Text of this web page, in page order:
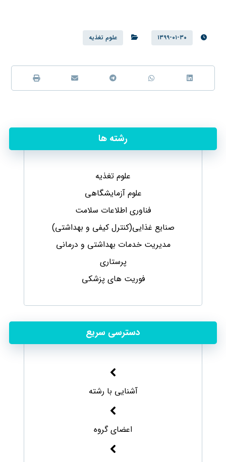
۱۳۹۹-۰۱-۳۰ علوم تغذیه
رشته ها
علوم تغذیه
علوم آزمایشگاهی
فناوری اطلاعات سلامت
صنایع غذایی(کنترل کیفی و بهداشتی)
مدیریت خدمات بهداشتی و درمانی
پرستاری
فوریت های پزشکی
دسترسی سریع
آشنایی با رشته
اعضای گروه